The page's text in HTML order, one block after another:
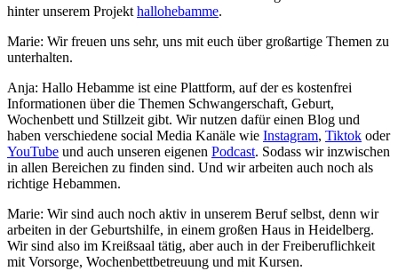
hinter unserem Projekt hallohebamme.
Marie: Wir freuen uns sehr, uns mit euch über großartige Themen zu
unterhalten.
Anja: Hallo Hebamme ist eine Plattform, auf der es kostenfrei
Informationen über die Themen Schwangerschaft, Geburt,
Wochenbett und Stillzeit gibt. Wir nutzen dafür einen Blog und
haben verschiedene social Media Kanäle wie Instagram, Tiktok oder
YouTube und auch unseren eigenen Podcast. Sodass wir inzwischen
in allen Bereichen zu finden sind. Und wir arbeiten auch noch als
richtige Hebammen.
Marie: Wir sind auch noch aktiv in unserem Beruf selbst, denn wir
arbeiten in der Geburtshilfe, in einem großen Haus in Heidelberg.
Wir sind also im Kreißsaal tätig, aber auch in der Freiberuflichkeit
mit Vorsorge, Wochenbettbetreuung und mit Kursen.